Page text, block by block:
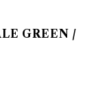
GREEN /